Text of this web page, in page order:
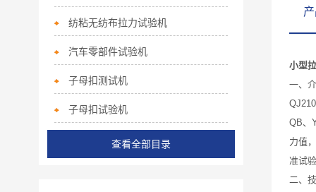
小型
一、
QJ210
QB、
力值
准试
二、
纺粘无纺布拉力试验机
汽车零部件试验机
子母扣测试机
子母扣试验机
查看全部目录